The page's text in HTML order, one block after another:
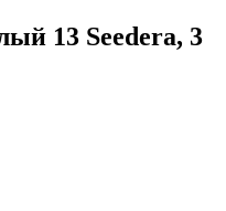
13 Seedera, 3